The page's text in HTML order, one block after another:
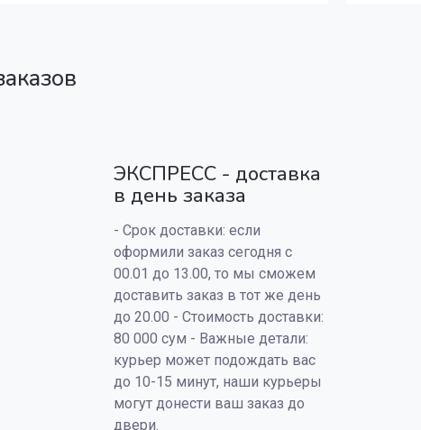
ЭКСПРЕСС - доставка
в день заказа
- Срок доставки: если
оформили заказ сегодня с
00.01 до 13.00, то мы сможем
доставить заказ в тот же день
до 20.00 - Стоимость доставки:
80 000 сум - Важные детали:
курьер может подождать вас
до 10-15 минут, наши курьеры
могут донести ваш заказ до
двери.